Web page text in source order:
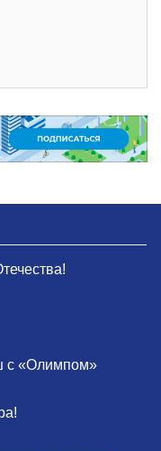
с «Олимпом»